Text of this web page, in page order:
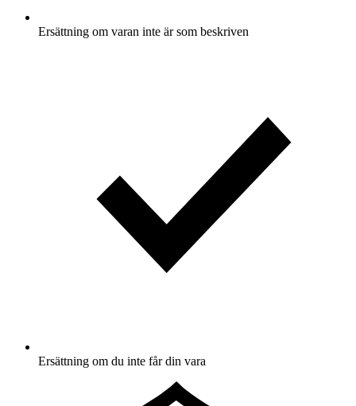
Ersättning om varan inte är som beskriven
Ersättning om du inte får din vara